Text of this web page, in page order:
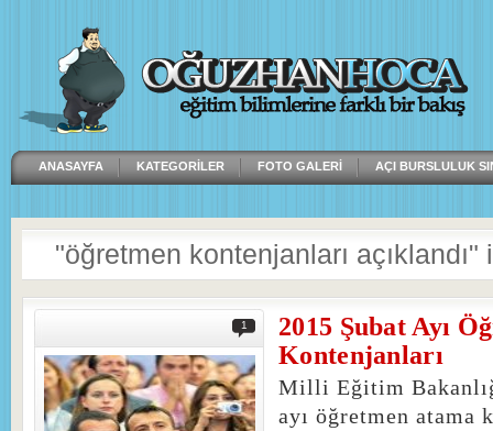
ANASAYFA KATEGORILER FOTO GALERI AÇI BURSLULUK
"öğretmen kontenjanları açıklandı"
1
2015 Şubat Ayı
Kontenjanları
Milli Eğitim
ayı öğretmen atama